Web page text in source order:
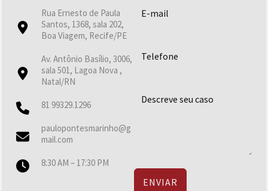
Rua Ernesto de Paula
Santos, 1368, sala 202,
Boa Viagem, Recife/PE
Av. Antônio Basílio, 3006,
sala 501, Lagoa Nova ,
Natal/RN
81 99329.1296
paulopontesmarinho@g
mail.com
8:30 AM – 17:30 PM
ENVIAR